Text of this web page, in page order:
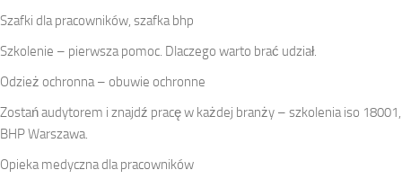
Szafki dla pracowników, szafka bhp
Szkolenie – pierwsza pomoc. Dlaczego warto brać udział.
Odzież ochronna – obuwie ochronne
Zostań audytorem i znajdź pracę w każdej branży – szkolenia iso 18001,
BHP Warszawa.
Opieka medyczna dla pracowników